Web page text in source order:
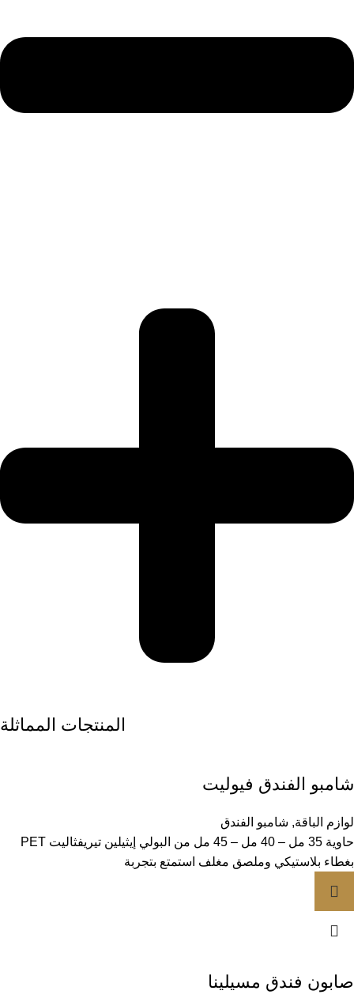
المنتجات المماثلة
شامبو الفندق فيوليت
لوازم الباقة, شامبو الفندق
حاوية 35 مل – 40 مل – 45 مل من البولي إيثيلين تيريفثاليت PET
بغطاء بلاستيكي وملصق مغلف استمتع بتجربة
صابون فندق مسيلينا